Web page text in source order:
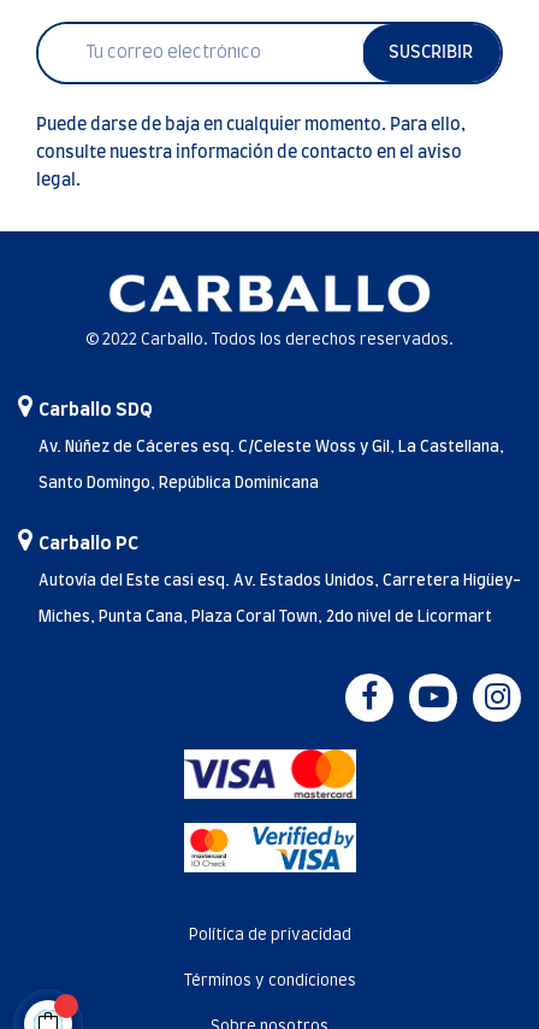
SUSCRIBIR
Puede darse de baja en cualquier momento. Para ello,
consulte nuestra información de contacto en el aviso
legal.
© 2022 Carballo. Todos los derechos reservados.
Carballo SDQ
Av. Núñez de Cáceres esq. C/Celeste Woss y Gil, La Castellana,
Santo Domingo, República Dominicana
Carballo PC
Autovía del Este casi esq. Av. Estados Unidos, Carretera Higüey-
Miches, Punta Cana, Plaza Coral Town, 2do nivel de Licormart
Política de privacidad
Términos y condiciones